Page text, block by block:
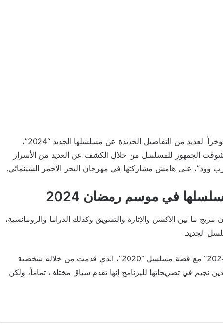
نادين نسيب نجيم ، النجمة اللبنانية، كشفت مؤخراً العديد من التفاصيل الجديدة عن مسلسلها الجديد “2024”،
عرضه في موسم رمضان 2024، وشوقت الجمهور للمسلسل من خلال الكشف عن العديد من الأسرار
وود”، على هامش مشاركتها في مهرجان البحر الأحمر السينمائي.
في موسم رمضان 2024
نجيم إن مسلسلها “2024” سيكون مزيج ما بين الأكشن والإثارة والتشويق وكذلك الدراما والرومانسية،
الجديد.
وحول مدى تشابه واتساق أحداث مسلسل “2024” مع قصة مسلسل “2020”، الذي قدمت من خلاله شخصية
نجيم في تصريحاتها للبرنامج إنها تقدم سياق مختلف تماماً، ولكن